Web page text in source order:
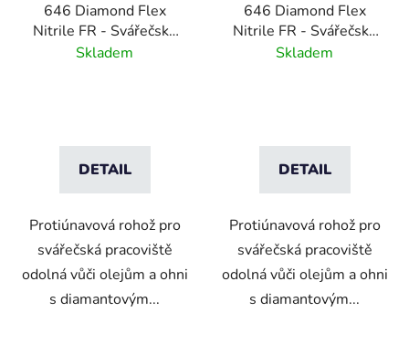
646 Diamond Flex
Nitrile FR - Svářečská
protiúnavová rohož s
Skladem
DETAIL
Protiúnavová rohož pro
svářečská pracoviště
odolná vůči olejům a ohni
s diamantovým...
646 Diamond Flex
Nitrile FR - Svářečská
protiúnavová rohož s
Skladem
DETAIL
Protiúnavová rohož pro
svářečská pracoviště
odolná vůči olejům a ohni
s diamantovým...